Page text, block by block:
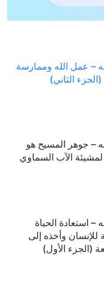
– عمل الله وممارسة
الثاني)
– جوهر المسيح هو
الآب السماوي
– استعادة الحياة
للإنسان وأخذه إلى
(الجزء الأول)